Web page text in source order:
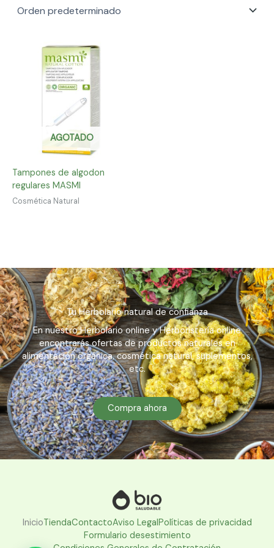
AGOTADO
Tampones de algodon
regulares MASMI
Cosmética Natural
Tu Herbolario natural de confianza
En nuestro Herbolario online y Herboristería online
encontrarás ofertas de productos naturales en
alimentación orgánica, cosmética natural, suplementos,
etc.
Compra ahora
InicioTiendaContactoAviso LegalPolíticas de privacidad
Formulario desestimiento